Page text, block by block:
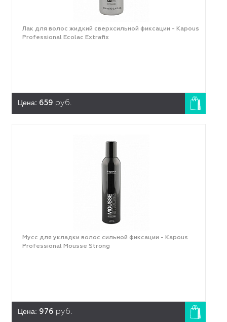
Лак для волос жидкий сверхсильной фиксации - Kapous
Professional Ecolac Extrafix
Цена: 659 руб.
Мусс для укладки волос сильной фиксации - Kapous
Professional Mousse Strong
Цена: 976 руб.